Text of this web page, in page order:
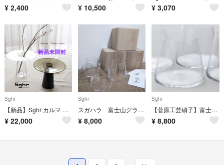
¥ 2,400 ¥ 10,500 ¥ 3,070
Sghr
【新品】Sghr カルマ フラワーベース（クリアー）
¥ 22,000
Sghr
スガハラ 富士山グラス セット
¥ 8,000
Sghr
【菅原工芸硝子】富士山グラス4客セット
¥ 8,800